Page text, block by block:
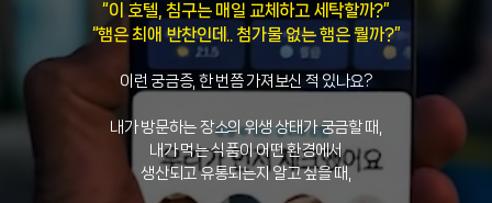
“이 호텔, 침구는 매일 교체하고 세탁할까?”
“햄은 최애 반찬인데.. 첨가물 없는 햄은 뭘까?”
이런 궁금증, 한 번쯤 가져보신 적 있나요?
내가 방문하는 장소의 위생 상태가 궁금할 때,
내가 먹는 식품이 어떤 환경에서
생산되고 유통되는지 알고 싶을 때,